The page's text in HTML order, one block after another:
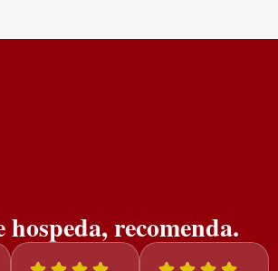
hospeda, recomenda.